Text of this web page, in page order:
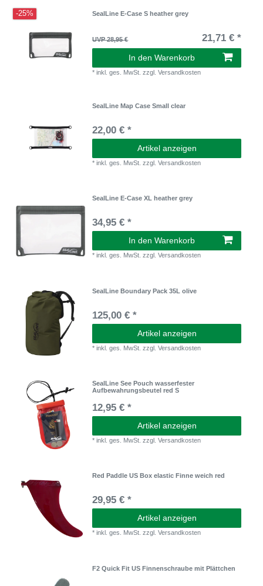
-25% SealLine E-Case S heather grey
UVP 28,95 € 21,71 € *
In den Warenkorb
*inkl. ges. MwSt. zzgl.Versandkosten
SealLine Map Case Small clear
22,00 € *
Artikel anzeigen
*inkl. ges. MwSt. zzgl.Versandkosten
SealLine E-Case XL heather grey
34,95 € *
In den Warenkorb
*inkl. ges. MwSt. zzgl.Versandkosten
SealLine Boundary Pack 35L olive
125,00 € *
Artikel anzeigen
*inkl. ges. MwSt. zzgl.Versandkosten
SealLine See Pouch wasserfester
Aufbewahrungsbeutel red S
12,95 € *
Artikel anzeigen
*inkl. ges. MwSt. zzgl.Versandkosten
Red Paddle US Box elastic Finne weich red
29,95 € *
Artikel anzeigen
*inkl. ges. MwSt. zzgl.Versandkosten
F2 Quick Fit US Finnenschraube mit Plättchen